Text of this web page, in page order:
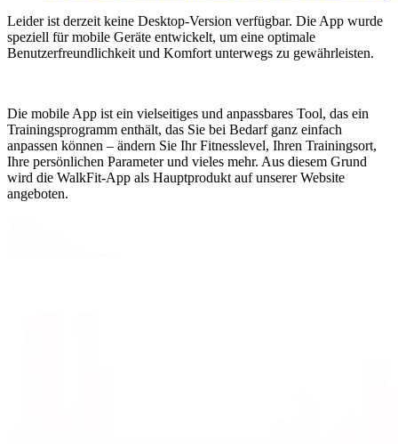
Leider ist derzeit keine Desktop-Version verfügbar. Die App wurde
speziell für mobile Geräte entwickelt, um eine optimale
Benutzerfreundlichkeit und Komfort unterwegs zu gewährleisten.
Die mobile App ist ein vielseitiges und anpassbares Tool, das ein
Trainingsprogramm enthält, das Sie bei Bedarf ganz einfach
anpassen können – ändern Sie Ihr Fitnesslevel, Ihren Trainingsort,
Ihre persönlichen Parameter und vieles mehr. Aus diesem Grund
wird die WalkFit-App als Hauptprodukt auf unserer Website
angeboten.